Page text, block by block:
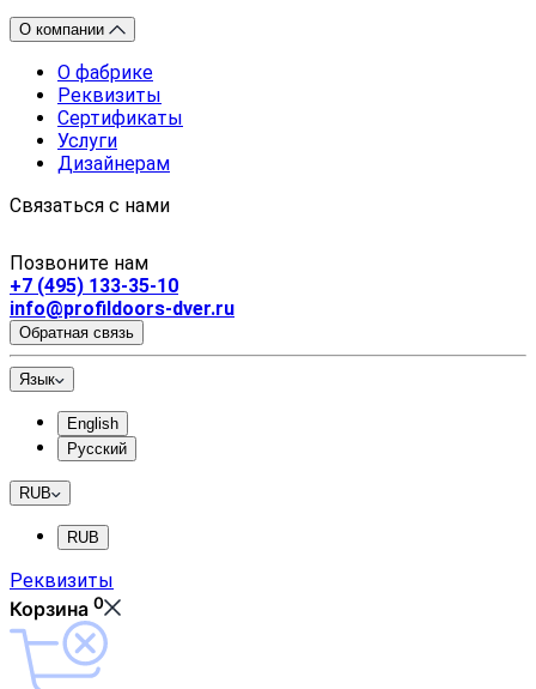
О компании
О фабрике
Реквизиты
Сертификаты
Услуги
Дизайнерам
Связаться с нами
Позвоните нам
+7 (495) 133-35-10
info@profildoors-dver.ru
Обратная связь
Язык
English
Русский
RUB
RUB
Реквизиты
Корзина 0